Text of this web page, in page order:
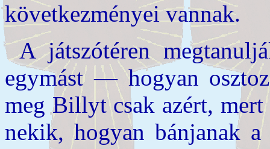
következményei vannak.
A játszótéren
egymást — hogyan
meg Billyt csak azért,
nekik, hogyan bánjanak